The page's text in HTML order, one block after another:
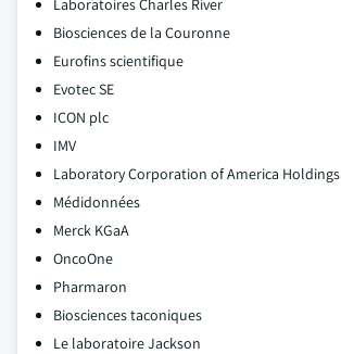
Laboratoires Charles River
Biosciences de la Couronne
Eurofins scientifique
Evotec SE
ICON plc
IMV
Laboratory Corporation of America Holdings
Médidonnées
Merck KGaA
OncoOne
Pharmaron
Biosciences taconiques
Le laboratoire Jackson